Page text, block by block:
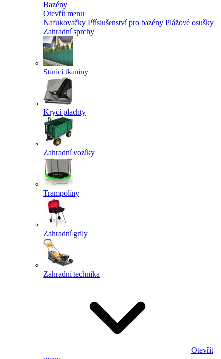
Bazény
Otevřít menu
Nafukovačky Příslušenství pro bazény Plážové osušky
Zahradní sprchy
Stínicí tkaniny
Krycí plachty
Zahradní vozíky
Trampolíny
Zahradní grily
Zahradní technika
Otevřít